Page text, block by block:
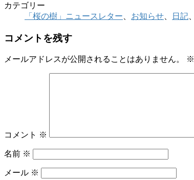
カテゴリー
「桜の樹」ニュースレター
お知らせ 日記
コメントを残す
メールアドレスが公開されることはありません。 ※
コメント ※
名前 ※
メール ※